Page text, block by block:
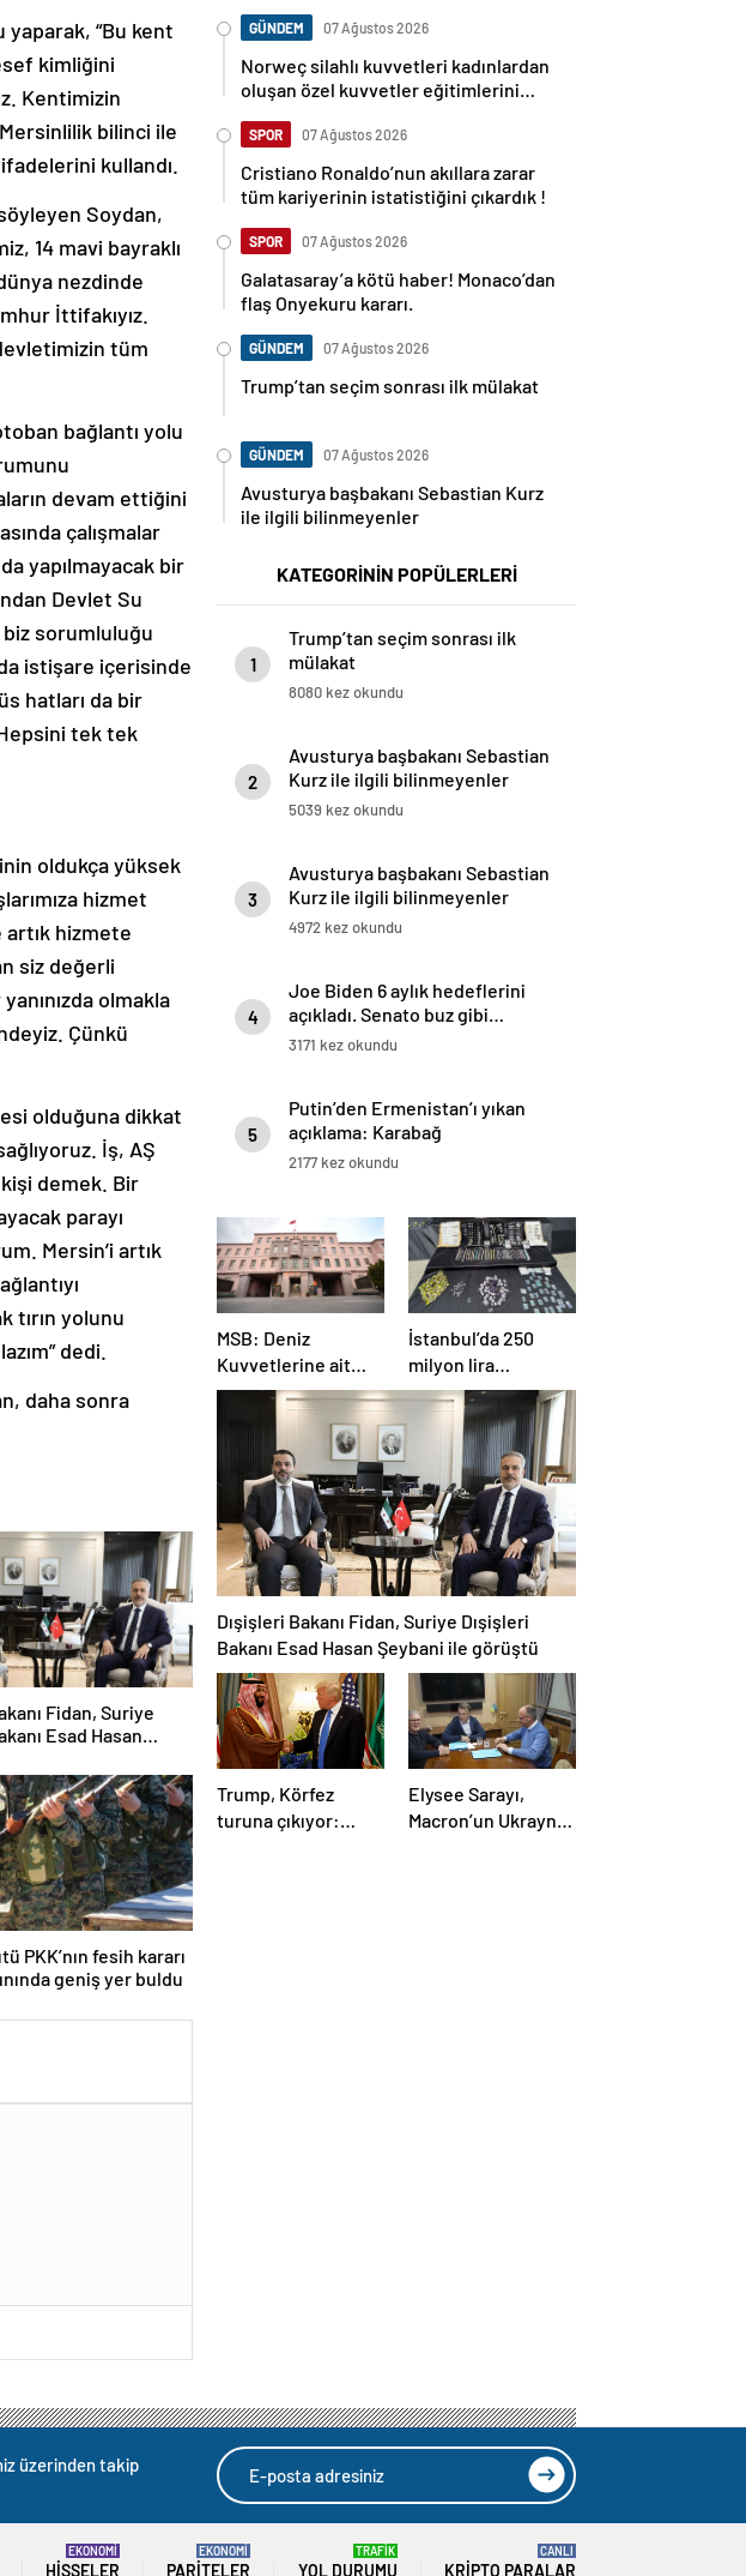
“Bu kent
kimliğini
Kentimizin
bilinci ile
kullandı.
Soydan,
14 mavi bayraklı
nezdinde
İttifakıyız.
tüm
bağlantı yolu
devam ettiğini
çalışmalar
yapılmayacak bir
Devlet Su
sorumluluğu
istişare içerisinde
hatları da bir
tek tek
oldukça yüksek
hizmet
hizmete
siz değerli
olmakla
Çünkü
olduğuna dikkat
İş, AŞ
demek. Bir
parayı
Mersin’i artık
tırın yolunu
dedi.
daha sonra
Fidan, Suriye
Esad Hasan
PKK’nın fesih kararı
geniş yer buldu
GÜNDEM 07 Ağustos 2026
Norweç silahlı kuvvetleri kadınlardan
oluşan özel kuvvetler eğitimlerini
SPOR 07 Ağustos 2026
Cristiano Ronaldo’nun akıllara zarar
tüm kariyerinin istatistiğini çıkardık !
SPOR 07 Ağustos 2026
Galatasaray’a kötü haber! Monaco’dan
flaş Onyekuru kararı.
GÜNDEM 07 Ağustos 2026
Trump’tan seçim sonrası ilk mülakat
GÜNDEM 07 Ağustos 2026
Avusturya başbakanı Sebastian Kurz
ile ilgili bilinmeyenler
KATEGORİNİN POPÜLERLERİ
1
Trump’tan seçim sonrası ilk
mülakat
8080 kez okundu
2
Avusturya başbakanı Sebastian
Kurz ile ilgili bilinmeyenler
5039 kez okundu
3
Avusturya başbakanı Sebastian
Kurz ile ilgili bilinmeyenler
4972 kez okundu
4
Joe Biden 6 aylık hedeflerini
açıkladı. Senato buz gibi…
3171 kez okundu
5
Putin’den Ermenistan’ı yıkan
açıklama: Karabağ
Azerbaycan’ın ayrılmaz bir
2177 kez okundu
MSB: Deniz
Kuvvetlerine ait
helikopter Antalya
açıklarında acil iniş
İstanbul’da 250
milyon lira
değerinde değerli
taş ele geçirildi
Dışişleri Bakanı Fidan, Suriye Dışişleri
Bakanı Esad Hasan Şeybani ile görüştü
Trump, Körfez
turuna çıkıyor:
Elysee Sarayı,
Macron’un Ukrayna
üzerinden takip
HISSELER
EKONOMİ
PARITELER
EKONOMİ
YOL DURUMU
TRAFİK
KRIPTO PARALAR
CANLI